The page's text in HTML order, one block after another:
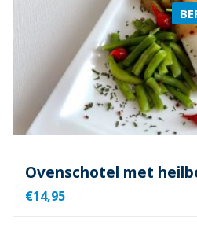
Ovenschotel met
€14,95